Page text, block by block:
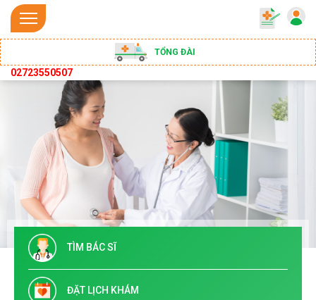
TỔNG ĐÀI
02723550507
TÌM BÁC SĨ
ĐẶT LỊCH KHÁM